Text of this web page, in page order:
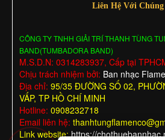
Liên Hệ Với Chúng
CÔNG TY TNHH GIẢI TRÍ THANH TÙNG
BAND(TUMBADORA BAND)
M.S.D.N: 0314283937, Cấp tại
Chịu trách nhiệm bởi: Ban nhạc
Địa chỉ: 95/35 ĐƯỜNG SỐ 02,
VẤP, TP HỒ CHÍ MINH
Hotline: 0908232718
Email liên hệ:
Link website:https://